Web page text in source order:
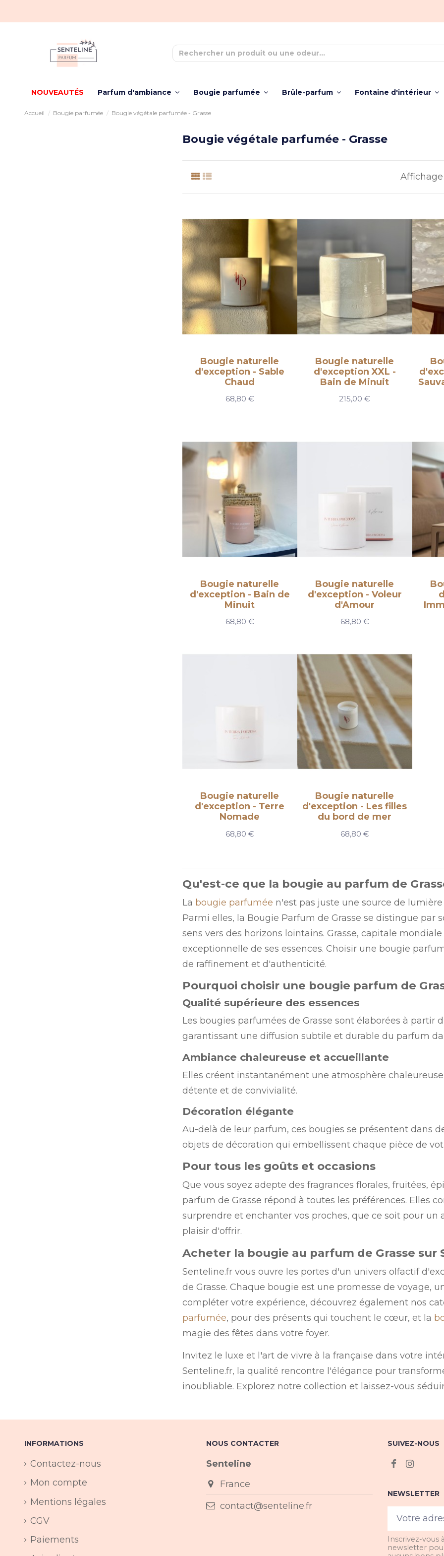
NOUVEAUTÉS Parfum d'ambiance Bougie parfumée Brûle-parfum Fontaine d'intérieur
Accueil Bougie parfumée Bougie végétale parfumée - Grasse
Bougie végétale parfumée - Grasse
Affichage
Bougie naturelle
d'exception - Sable
Chaud
68,80 €
Bougie naturelle
d'exception XXL -
Bain de Minuit
215,00 €
Bougie naturelle
d'exception - Bain de
Minuit
68,80 €
Bougie naturelle
d'exception - Voleur
d'Amour
68,80 €
Bougie naturelle
d'exception - Terre
Nomade
68,80 €
Bougie naturelle
d'exception - Les filles
du bord de mer
68,80 €
Qu'est-ce que la bougie au parfum de
La bougie parfumée n'est pas juste une source de
Parmi elles, la Bougie Parfum de Grasse se distingue par
sens vers des horizons lointains. Grasse, capitale
exceptionnelle de ses essences. Choisir une bougie
de raffinement et d'authenticité.
Pourquoi choisir une bougie parfum de
Qualité supérieure des essences
Les bougies parfumées de Grasse sont élaborées à partir
garantissant une diffusion subtile et durable du parfum
Ambiance chaleureuse et accueillante
Elles créent instantanément une atmosphère
détente et de convivialité.
Décoration élégante
Au-delà de leur parfum, ces bougies se présentent dans
objets de décoration qui embellissent chaque pièce de
Pour tous les goûts et occasions
Que vous soyez adepte des fragrances florales, fruitées,
parfum de Grasse répond à toutes les préférences. Elles
surprendre et enchanter vos proches, que ce soit pour
plaisir d'offrir.
Acheter la bougie au parfum de Grasse sur
Senteline.fr vous ouvre les portes d'un univers olfactif
de Grasse. Chaque bougie est une promesse de voyage,
compléter votre expérience, découvrez également nos
parfumée, pour des présents qui touchent le cœur, et la
magie des fêtes dans votre foyer.
Invitez le luxe et l'art de vivre à la française dans votre
Senteline.fr, la qualité rencontre l'élégance pour
inoubliable. Explorez notre collection et laissez-vous
INFORMATIONS
Contactez-nous
Mon compte
Mentions légales
CGV
Paiements
NOUS CONTACTER
Senteline
France
contact@senteline.fr
SUIVEZ-NOUS
NEWSLETTER
Inscrivez-vous
newsletter